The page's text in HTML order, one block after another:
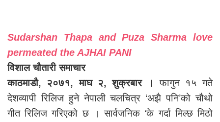
Sudarshan Thapa and Puza Sharma love
permeated the AJHAI PANI
विशाल चौतारी समाचार
काठमाडौ, २०७१, माघ २, शुक्रबार ।
फागुन १५ गते
देशव्यापी रिलिज हुने नेपाली चलचित्र ‘अझै पनि’को चौथो
गीत रिलिज गरिएको छ । सार्वजनिक ‘के गर्दा मिल्छ मिठो